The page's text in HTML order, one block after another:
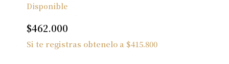
Disponible
$462.000
Si te registras obtenelo a $415.800